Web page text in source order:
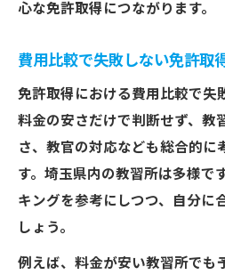
心な免許取得につながります。
費用比較で失敗しない免許取
免許取得における費用比較で失
料金の安さだけで判断せず、教
さ、教官の対応なども総合的に
す。埼玉県内の教習所は多様で
キングを参考にしつつ、自分に
しょう。
例えば、料金が安い教習所でも